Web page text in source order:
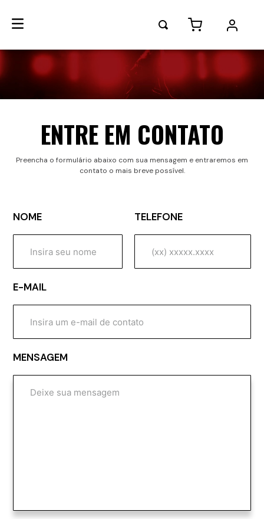
ENTRE EM CONTATO
Preencha o formulário abaixo com sua mensagem e entraremos em
contato o mais breve possível.
NOME TELEFONE
E-MAIL
MENSAGEM